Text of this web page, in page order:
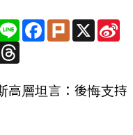
Line Facebook
PlurkX
Threads
高層坦言：後悔支持